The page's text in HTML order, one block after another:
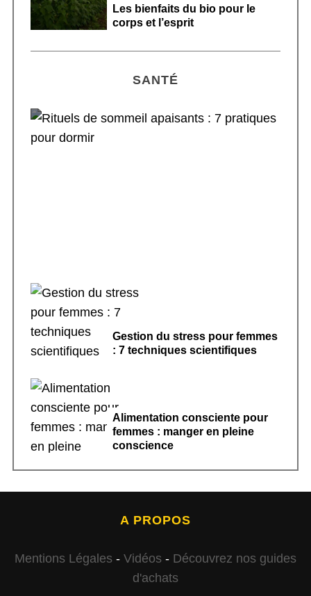
Les bienfaits du bio pour le
corps et l’esprit
SANTÉ
Gestion du stress pour femmes
: 7 techniques scientifiques
Alimentation consciente pour
femmes : manger en pleine
conscience
A PROPOS
Mentions Légales - Vidéos - Découvrez nos guides
d'achats